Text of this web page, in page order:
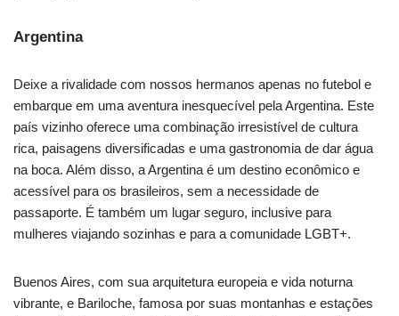
Argentina
Deixe a rivalidade com nossos hermanos apenas no futebol e
embarque em uma aventura inesquecível pela Argentina. Este
país vizinho oferece uma combinação irresistível de cultura
rica, paisagens diversificadas e uma gastronomia de dar água
na boca. Além disso, a Argentina é um destino econômico e
acessível para os brasileiros, sem a necessidade de
passaporte. É também um lugar seguro, inclusive para
mulheres viajando sozinhas e para a comunidade LGBT+.
Buenos Aires, com sua arquitetura europeia e vida noturna
vibrante, e Bariloche, famosa por suas montanhas e estações